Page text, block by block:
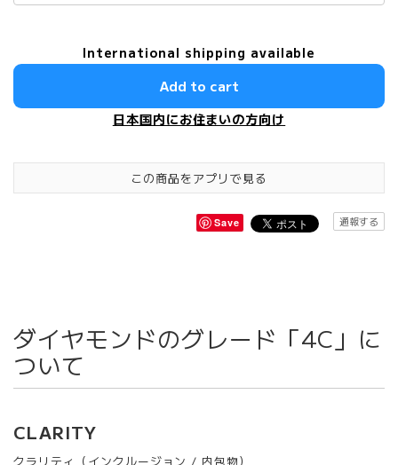
International shipping available
Add to cart
日本国内にお住まいの方向け
この商品をアプリで見る
Save 通報する
ダイヤモンドのグレード「4C」に
ついて
CLARITY
クラリティ（インクルージョン / 内包物）